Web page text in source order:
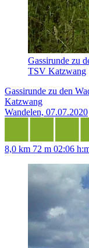
Gassirunde zu
TSV Katzwang
Gassirunde zu den
Katzwang
Wandelen, 07.07.2020
8,0 km 72 m 02:06